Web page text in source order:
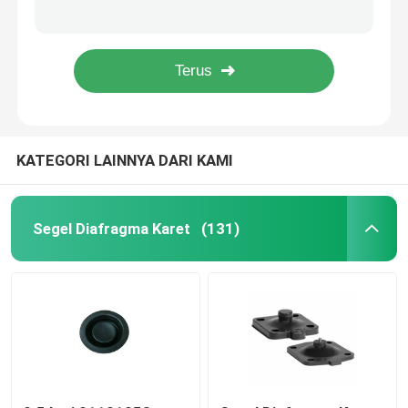
Diafragma Katup Solenoid
Diafragma Katup Pulsa
Diafragma katup pneumatik
Peredam Kejut Karet
KATEGORI LAINNYA DARI KAMI
Segel Diafragma Karet (131)